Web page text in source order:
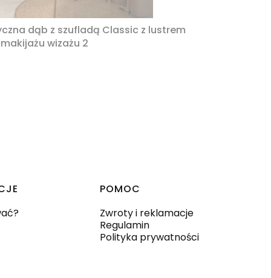
dąb z szufladą Classic z lustrem
wizażu 2
POMOC
Zwroty i reklamacje
Regulamin
Polityka prywatności